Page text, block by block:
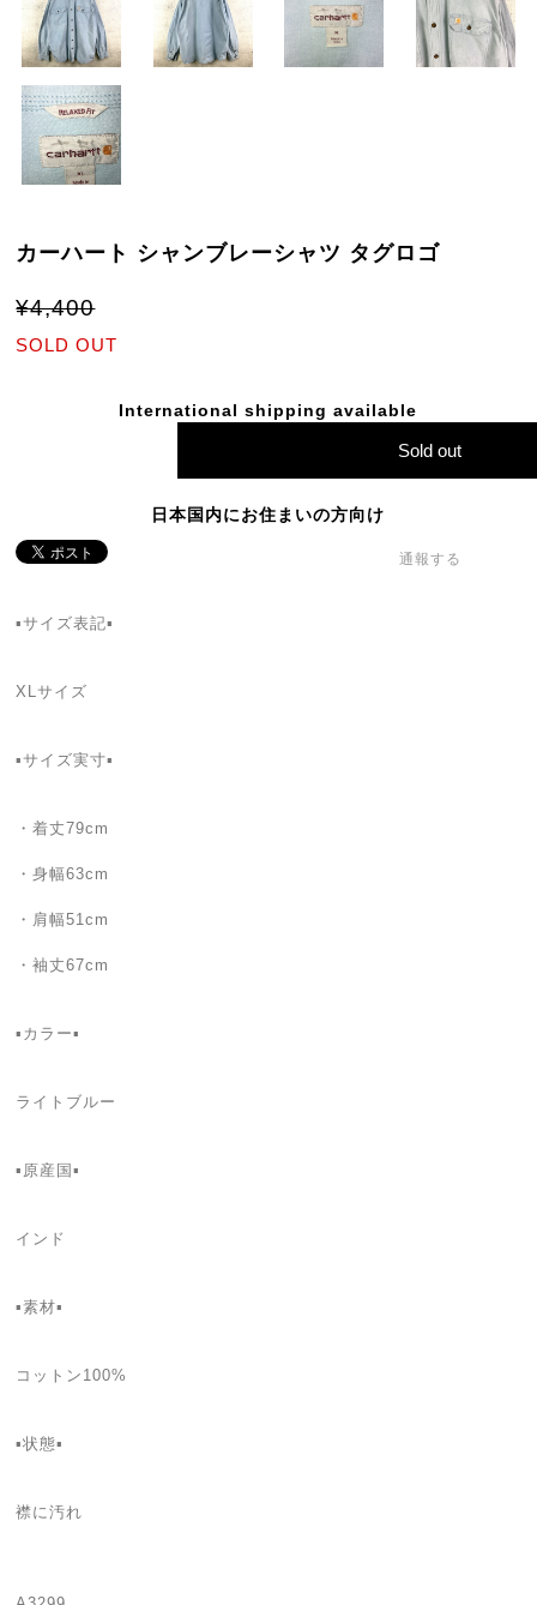
カーハート シャンブレーシャツ タグロゴ
¥4,400
SOLD OUT
International shipping available
Sold out
日本国内にお住まいの方向け
通報する
▪️サイズ表記▪️
XLサイズ
▪️サイズ実寸▪️
・着丈79cm
・身幅63cm
・肩幅51cm
・袖丈67cm
▪️カラー▪️
ライトブルー
▪️原産国▪️
インド
▪️素材▪️
コットン100%
▪️状態▪️
襟に汚れ